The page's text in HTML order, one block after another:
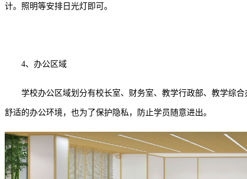
计。照明等安排日光灯即可。
4、办公区域
学校办公区域划分有校长室、财务室、教学行政部、教学综合
舒适的办公环境，也为了保护隐私，防止学员随意进出。